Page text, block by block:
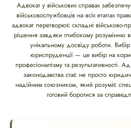
Адвокат у військових справах
військовослужбовців на всіх етапах
адвокат перетворює складні військово-
рішення завдяки глибокому розумінню
унікальному досвіду роботи. Вибір
юриспруденції — це вибір на
професіоналізму та результативності.
законодавства стає не просто
надійним союзником, який розуміє
готовий боротися за